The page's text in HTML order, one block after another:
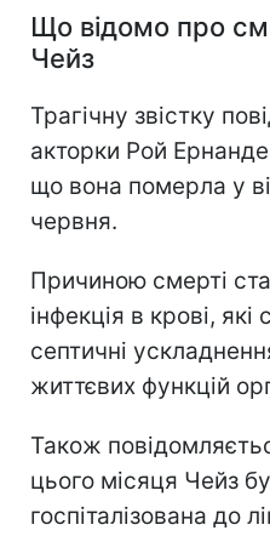
Що відомо про
Чейз
Трагічну звістку
акторки Рой
що вона померла у
червня.
Причиною смерті
інфекція в крові,
септичні
життєвих функцій
Також
цього місяця Чейз
госпіталізована до